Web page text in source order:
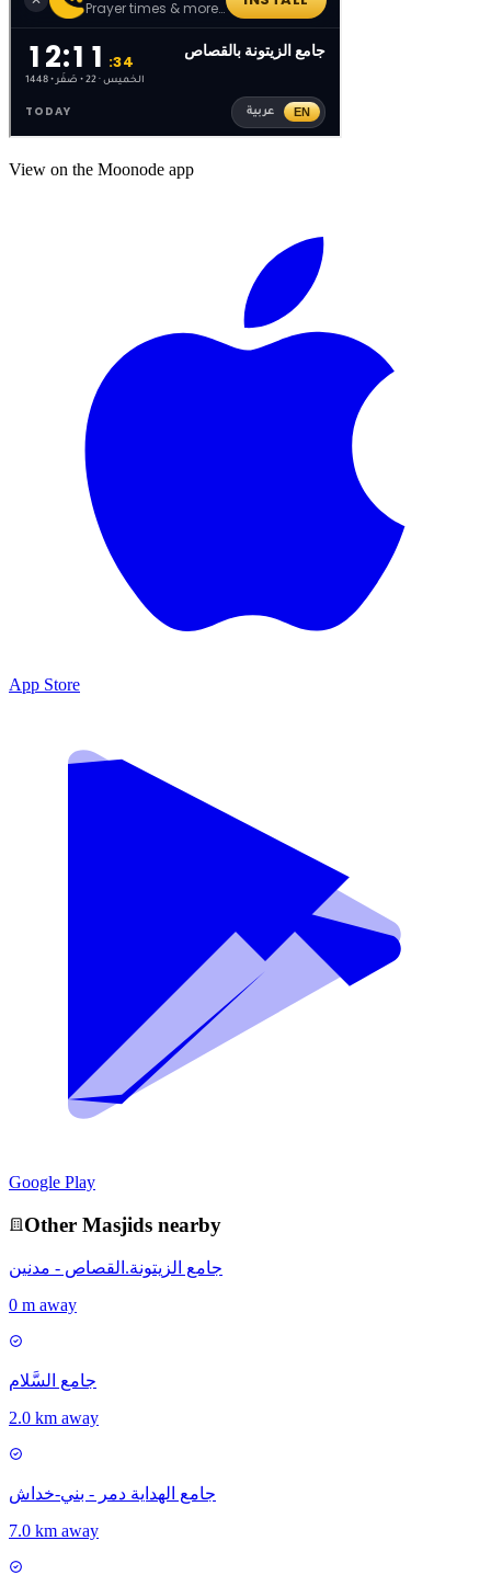
View on the Moonode app
App Store
Google Play
Other Masjids nearby
جامع الزيتونة.القصاص - مدنين
0 m away
جامع السَّلام
2.0 km away
جامع الهداية دمر - بني-خداش
7.0 km away